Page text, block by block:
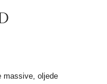
massive, oljede